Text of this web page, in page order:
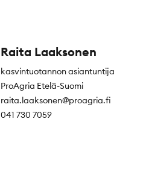
Raita Laaksonen
kasvintuotannon asiantuntija
ProAgria Etelä-Suomi
raita.laaksonen@proagria.fi
041 730 7059